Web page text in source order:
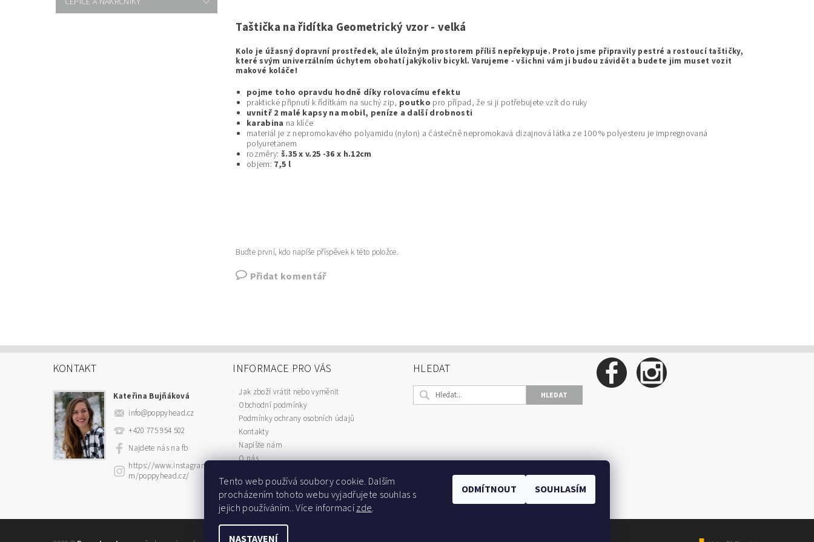
Taštička na řidítka Geometrický vzor - velká
Kolo je úžasný dopravní prostředek, ale úložným prostorem příliš nepřekypuje. Proto jsme připravily pestré a rostoucí taštičky,
které svým univerzálním úchytem obohatí jakýkoliv bicykl. Varujeme - všichni vám ji budou závidět a budete jim muset vozit
makové koláče!
pojme toho opravdu hodně díky rolovacímu efektu
praktické připnutí k řídítkám na suchý zip, poutko pro případ, že si ji potřebujete vzít do ruky
uvnitř 2 malé kapsy na mobil, peníze a další drobnosti
karabina na klíče
materiál je z nepromokavého polyamidu (nylon) a částečně nepromokavá dizajnová látka ze 100 % polyesteru je impregnovaná
polyuretanem
rozměry: š.35 x v.25 -36 x h.12cm
objem: 7,5 l
Buďte první, kdo napíše příspěvek k této položce.
Přidat komentář
KONTAKT
Kateřina Bujňáková
info@poppyhead.cz
+420 775 954 502
Najdete nás na fb
https://www.instagram.co
m/poppyhead.cz/
INFORMACE PRO VÁS
Jak zboží vrátit nebo vyměnit
Obchodní podmínky
Podmínky ochrany osobních údajů
Kontakty
Napište nám
O nás
HLEDAT
Tento web používá soubory cookie. Dalším
procházením tohoto webu vyjadřujete souhlas s
jejich používáním.. Více informacízde.
NASTAVENÍ
ODMÍTNOUT SOUHLASÍM